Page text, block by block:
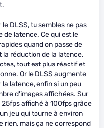
DLSS, tu sembles ne pas
de latence. Ce qui est le
quand on passe de
réduction de la latence.
tout est plus réactif et
Or le DLSS augmente
latence, enfin si un peu
d'images affichées. Sur
affiché à 100fps grâce
jeu qui tourne à environ
rien, mais ça ne correspond